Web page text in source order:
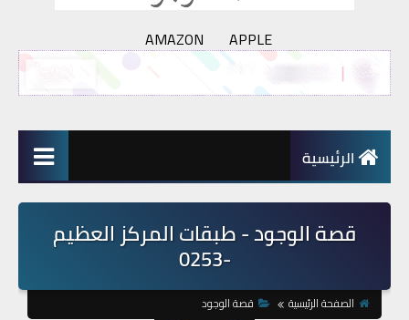
AMAZON APPLE
الرئيسية
قصة الوجود - طبقات المركز العظيم
-0253
الصفحة الرئيسية
قصة الوجود